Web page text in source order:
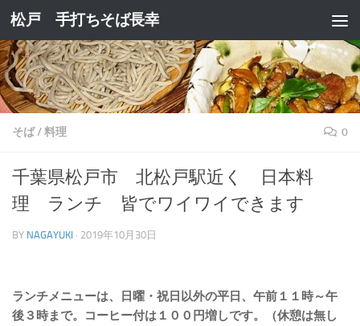
コンテンツへスキップ
松戸 手打ちそば長幸
そば/料理 0
千葉県松戸市 北松戸駅近く 日本料
理 ランチ 皆でワイワイできます
BY NAGAYUKI · 2019年10月30日
ランチメニューは、日曜・祝日以外の平日、午前１１時～午
後３時まで。コーヒー付は１００円増しです。（休憩は無し